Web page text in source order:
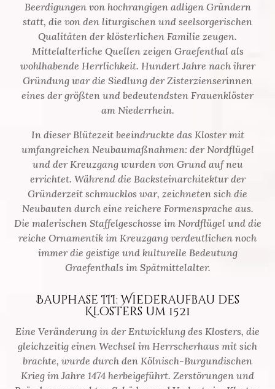
Beerdigungen von hochrangigen adligen Gründern
statt, die von den liturgischen und seelsorgerischen
Qualitäten der klösterlichen Familie zeugen.
Mittelalterliche Quellen zeigen Graefenthal als
wohlhabende Herrlichkeit. Hundert Jahre nach ihrer
Gründung war die Siedlung der Zisterzienserinnen
eines der größten und bedeutendsten Frauenklöster
am Niederrhein.
In dieser Blütezeit beeindruckte das Kloster mit
umfangreichen Neubaumaßnahmen: der Nordflügel
und der Kreuzgang wurden von Grund auf neu
errichtet. Während die Backsteinarchitektur der
Gründerzeit schmucklos war, zeichneten sich die
Neubauten durch eine reichere Formensprache aus.
Die malerischen Staffelgeschosse im Nordflügel und die
reiche Ornamentik im Kreuzgang verdeutlichen noch
immer die geistige und kulturelle Bedeutung
Graefenthals im Spätmittelalter.
Bauphase III: Wiederaufbau des
Klosters um 1521
Eine Veränderung in der Entwicklung des Klosters, die
gleichzeitig einen Wechsel im Herrscherhaus mit sich
brachte, wurde durch den Kölnisch-Burgundischen
Krieg im Jahre 1474 herbeigeführt. Zerstörungen und